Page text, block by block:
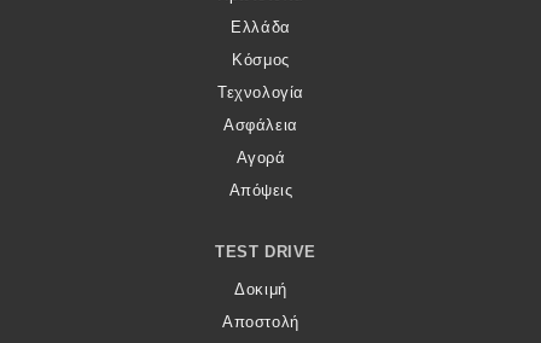
Ελλάδα
Κόσμος
Τεχνολογία
Ασφάλεια
Αγορά
Απόψεις
TEST DRIVE
Δοκιμή
Αποστολή